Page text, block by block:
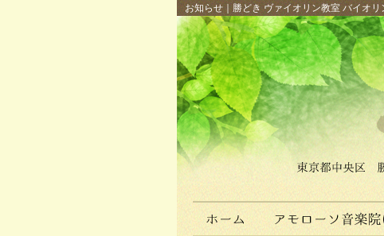
お知らせ｜勝どき ヴァイオリン教室 バイオ